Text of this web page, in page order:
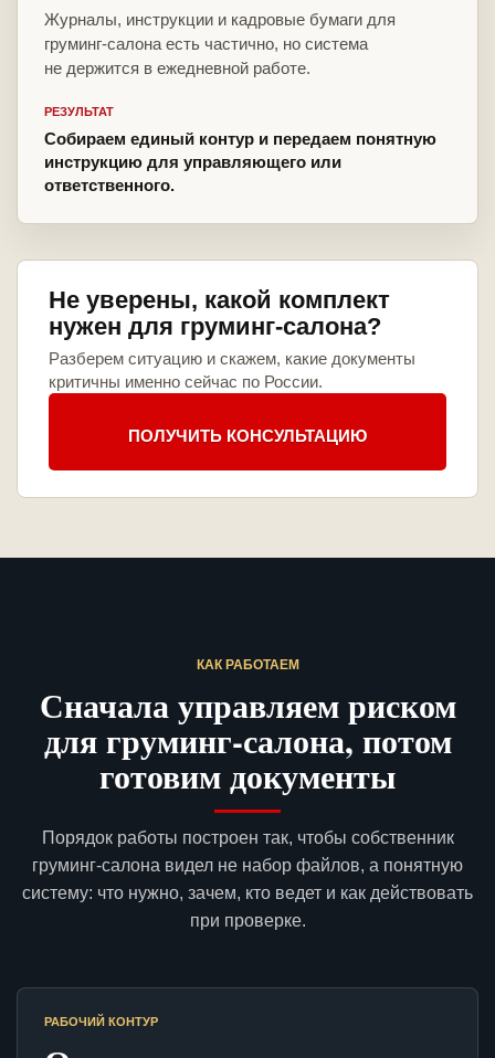
Журналы, инструкции и кадровые бумаги для
груминг-салона есть частично, но система
не держится в ежедневной работе.
РЕЗУЛЬТАТ
Собираем единый контур и передаем понятную
инструкцию для управляющего или
ответственного.
Не уверены, какой комплект
нужен для груминг-салона?
Разберем ситуацию и скажем, какие документы
критичны именно сейчас по России.
ПОЛУЧИТЬ КОНСУЛЬТАЦИЮ
КАК РАБОТАЕМ
Сначала управляем риском
для груминг-салона, потом
готовим документы
Порядок работы построен так, чтобы собственник
груминг-салона видел не набор файлов, а понятную
систему: что нужно, зачем, кто ведет и как действовать
при проверке.
РАБОЧИЙ КОНТУР